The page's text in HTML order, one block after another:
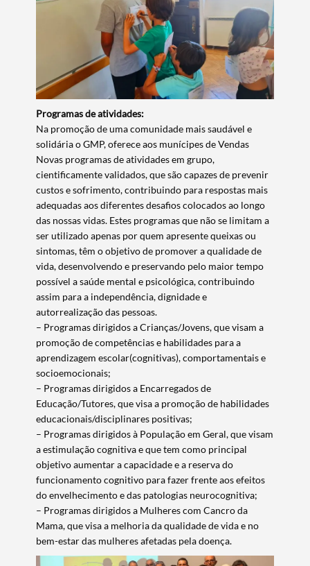
Termo de Pesquisa
Categorias gerais
Programas de atividades:
Na promoção de uma comunidade mais saudável e
solidária o GMP, oferece aos munícipes de Vendas
Novas programas de atividades em grupo,
cientificamente validados, que são capazes de prevenir
custos e sofrimento, contribuindo para respostas mais
adequadas aos diferentes desafios colocados ao longo
das nossas vidas. Estes programas que não se limitam a
ser utilizado apenas por quem apresente queixas ou
sintomas, têm o objetivo de promover a qualidade de
vida, desenvolvendo e preservando pelo maior tempo
possível a saúde mental e psicológica, contribuindo
assim para a independência, dignidade e
autorrealização das pessoas.
– Programas dirigidos a Crianças/Jovens, que visam a
promoção de competências e habilidades para a
aprendizagem escolar(cognitivas), comportamentais e
socioemocionais;
– Programas dirigidos a Encarregados de
Educação/Tutores, que visa a promoção de habilidades
educacionais/disciplinares positivas;
– Programas dirigidos à População em Geral, que visam
a estimulação cognitiva e que tem como principal
objetivo aumentar a capacidade e a reserva do
funcionamento cognitivo para fazer frente aos efeitos
do envelhecimento e das patologias neurocognitiva;
– Programas dirigidos a Mulheres com Cancro da
Mama, que visa a melhoria da qualidade de vida e no
bem-estar das mulheres afetadas pela doença.